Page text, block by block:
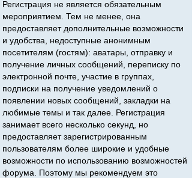
Регистрация не является обязательным
мероприятием. Тем не менее, она
предоставляет дополнительные возможности
и удобства, недоступные анонимным
посетителям (гостям): аватары, отправку и
получение личных сообщений, переписку по
электронной почте, участие в группах,
подписки на получение уведомлений о
появлении новых сообщений, закладки на
любимые темы и так далее. Регистрация
занимает всего несколько секунд, но
предоставляет зарегистрированным
пользователям более широкие и удобные
возможности по использованию возможностей
форума. Поэтому мы рекомендуем это